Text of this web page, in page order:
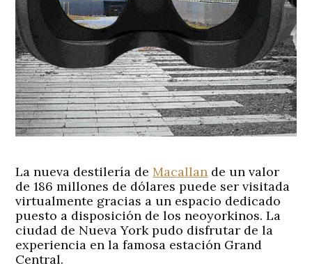
La nueva destilería deMacallan de un valor
de 186 millones de dólares puede ser visitada
virtualmente gracias a un espacio dedicado
puesto a disposición de los neoyorkinos. La
ciudad de Nueva York pudo disfrutar de la
experiencia en la famosa estación Grand
Central.